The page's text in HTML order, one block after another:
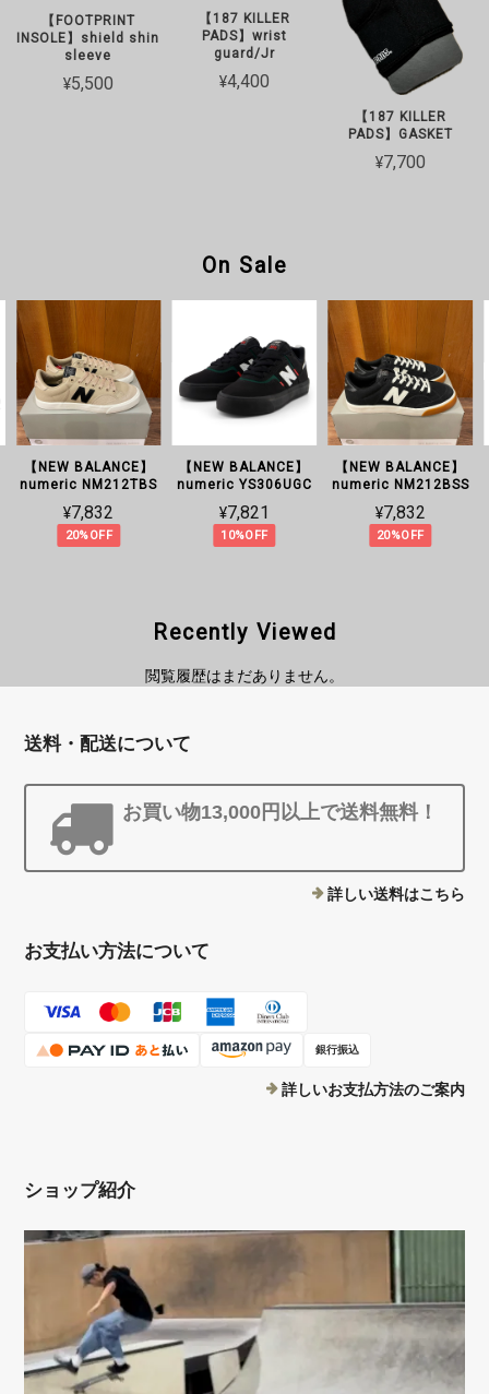
【FOOTPRINT
INSOLE】shield shin
sleeve
¥5,500
【187 KILLER
PADS】wrist
guard/Jr
¥4,400
【187 KILLER
PADS】GASKET
¥7,700
On Sale
【NEW BALANCE】
numeric NM212TBS
¥7,832
20%OFF
【NEW BALANCE】
numeric YS306UGC
¥7,821
10%OFF
【NEW BALANCE】
numeric NM212BSS
¥7,832
20%OFF
Recently Viewed
閲覧履歴はまだありません。
送料・配送について
お買い物13,000円以上で送料無料！
詳しい送料はこちら
お支払い方法について
銀行振込
詳しいお支払方法のご案内
ショップ紹介